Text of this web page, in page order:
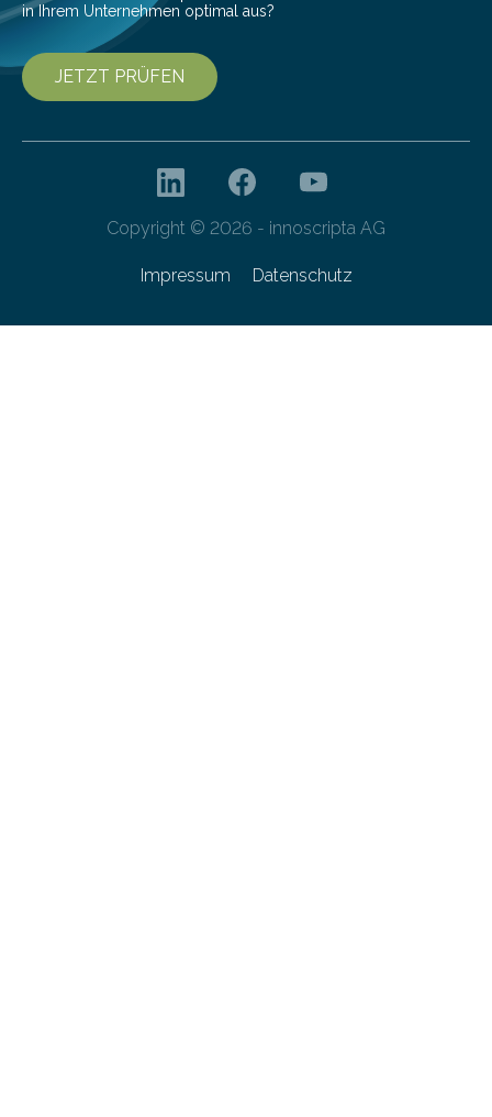
in Ihrem Unternehmen optimal aus?
JETZT PRÜFEN
Copyright © 2026 - innoscripta AG
Impressum Datenschutz